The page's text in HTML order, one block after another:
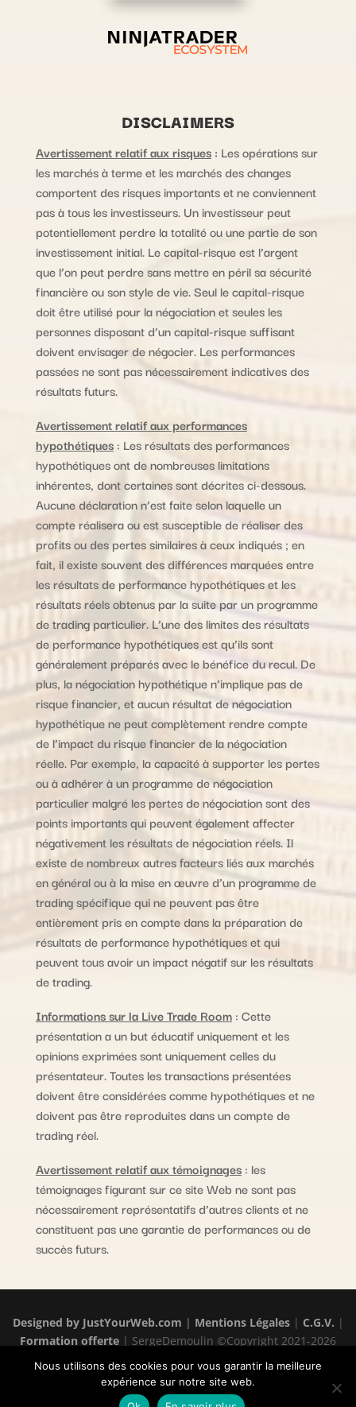
DISCLAIMERS
Avertissement relatif aux risques: Les opérations sur
les marchés à terme et les marchés des changes
comportent des risques importants et ne conviennent
pas à tous les investisseurs. Un investisseur peut
potentiellement perdre la totalité ou une partie de son
investissement initial. Le capital-risque est l’argent
que l’on peut perdre sans mettre en péril sa sécurité
financière ou son style de vie. Seul le capital-risque
doit être utilisé pour la négociation et seules les
personnes disposant d’un capital-risque suffisant
doivent envisager de négocier. Les performances
passées ne sont pas nécessairement indicatives des
résultats futurs.
Avertissement relatif aux performances
hypothétiques: Les résultats des performances
hypothétiques ont de nombreuses limitations
inhérentes, dont certaines sont décrites ci-dessous.
Aucune déclaration n’est faite selon laquelle un
compte réalisera ou est susceptible de réaliser des
profits ou des pertes similaires à ceux indiqués ; en
fait, il existe souvent des différences marquées entre
les résultats de performance hypothétiques et les
résultats réels obtenus par la suite par un programme
de trading particulier. L’une des limites des résultats
de performance hypothétiques est qu’ils sont
généralement préparés avec le bénéfice du recul. De
plus, la négociation hypothétique n’implique pas de
risque financier, et aucun résultat de négociation
hypothétique ne peut complètement rendre compte
de l’impact du risque financier de la négociation
réelle. Par exemple, la capacité à supporter les pertes
ou à adhérer à un programme de négociation
particulier malgré les pertes de négociation sont des
points importants qui peuvent également affecter
négativement les résultats de négociation réels. Il
existe de nombreux autres facteurs liés aux marchés
en général ou à la mise en œuvre d’un programme de
trading spécifique qui ne peuvent pas être
entièrement pris en compte dans la préparation de
résultats de performance hypothétiques et qui
peuvent tous avoir un impact négatif sur les résultats
de trading.
Informations sur la Live Trade Room: Cette
présentation a un but éducatif uniquement et les
opinions exprimées sont uniquement celles du
présentateur. Toutes les transactions présentées
doivent être considérées comme hypothétiques et ne
doivent pas être reproduites dans un compte de
trading réel.
Avertissement relatif aux témoignages: les
témoignages figurant sur ce site Web ne sont pas
nécessairement représentatifs d’autres clients et ne
constituent pas une garantie de performances ou de
succès futurs.
Designed by JustYourWeb.com | Mentions Légales| C.G.V. |
Formation offerte | SergeDemoulin ©Copyright 2021-2026
Nous utilisons des cookies pour vous garantir la meilleure
expérience sur notre site web.
Contactez-moi